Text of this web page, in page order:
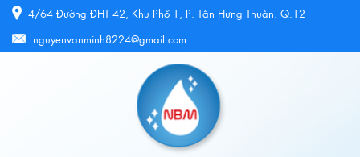
4/64 Đường ĐHT 42, Khu Phố 1, P. Tân Hưng Thuận. Q.12
nguyenvanminh8224@gmail.com